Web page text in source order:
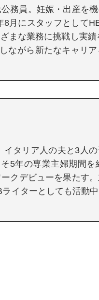
務員。妊娠・出産を
月にスタッフとして
まな業務に挑戦し実
ながら新たなキャリ
タリア人の夫と3人
5年の専業主婦期間を
クデビューを果たす
イターとしても活動中